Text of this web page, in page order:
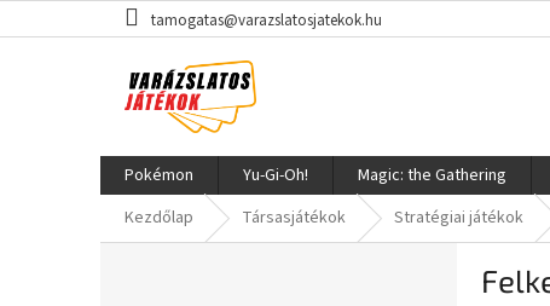
a
tamogatas@varazslatosjatekok.hu
Pokémon Yu-Gi-Oh! Magic: the Gathering
Kezdőlap
Társasjátékok Stratégiai játékok